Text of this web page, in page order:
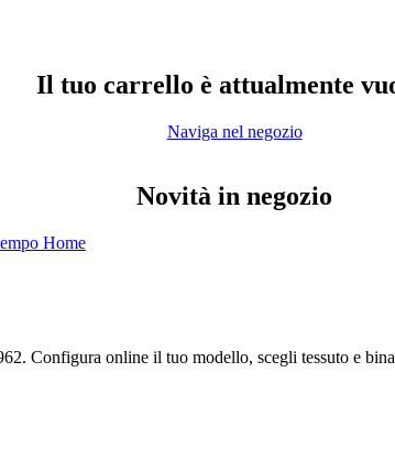
Il tuo carrello è attualmente
Naviga nel negozio
Novità in negozio
Configura online il tuo modello, scegli tessuto e